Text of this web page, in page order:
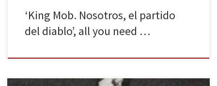
‘King Mob. Nosotros, el partido
del diablo’, all you need …